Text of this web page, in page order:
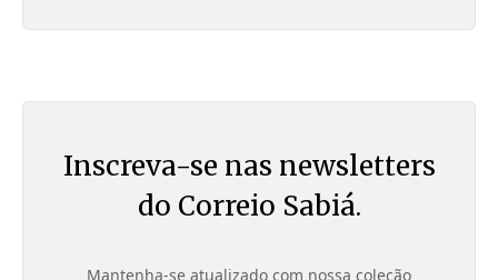
Inscreva-se nas newsletters
do Correio Sabiá.
Mantenha-se atualizado com nossa coleção